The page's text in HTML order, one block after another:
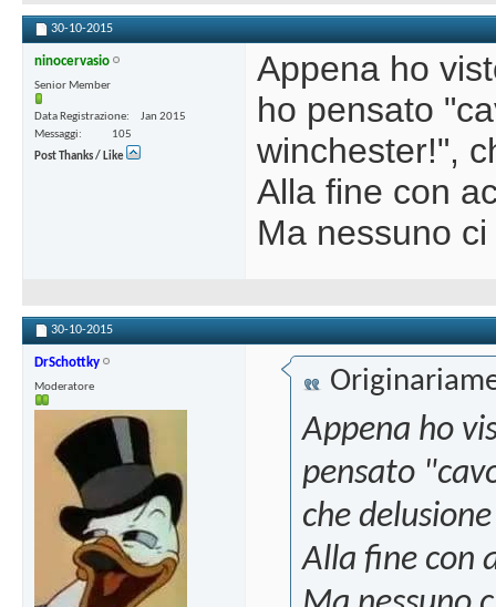
30-10-2015
ninocervasio
Senior Member
Data Registrazione
Jan 2015
Messaggi
105
Post Thanks / Like
Appena ho
ho pensato
winchester!",
Alla fine con
Ma nessuno
30-10-2015
DrSchottky
Moderatore
Appena ho
pensato
che
Alla fine con